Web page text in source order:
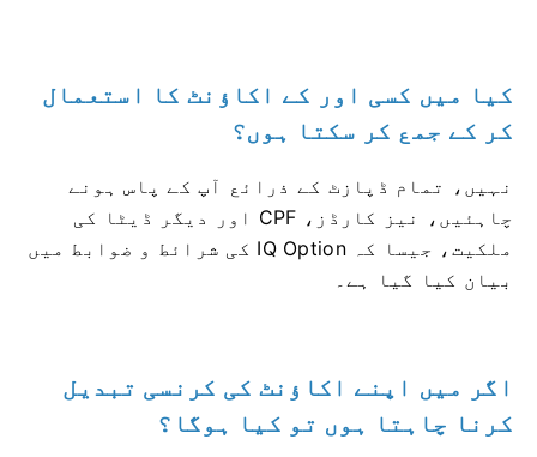
کیا میں کسی اور کے اکاؤنٹ کا استعمال
کر کے جمع کر سکتا ہوں؟
نہیں، تمام ڈپازٹ کے ذرائع آپ کے پاس ہونے
چاہئیں، نیز کارڈز، CPF اور دیگر ڈیٹا کی
ملکیت، جیسا کہ IQ Option کی شرائط و ضوابط میں
بیان کیا گیا ہے۔
اگر میں اپنے اکاؤنٹ کی کرنسی تبدیل
کرنا چاہتا ہوں تو کیا ہوگا؟